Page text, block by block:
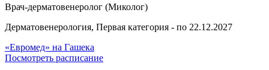
Врач-дерматовенеролог (Миколог)
Дерматовенерология, Первая категория - по 22.12.2027
«Евромед» на Гашека
Посмотреть расписание